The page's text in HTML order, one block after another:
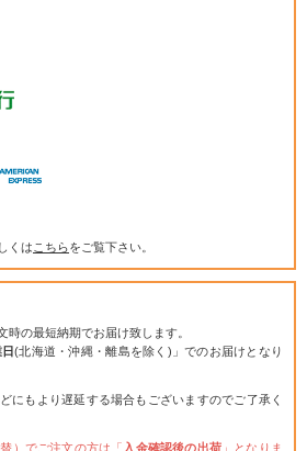
くは こちらをご覧下さい。
の最短納期でお届け致します。
日(北海道・沖縄・離島を除く)」でのお届けとなり
にもより遅延する場合もございますのでご了承く
）でご注文の方は「 入金確認後の出荷 」となりま